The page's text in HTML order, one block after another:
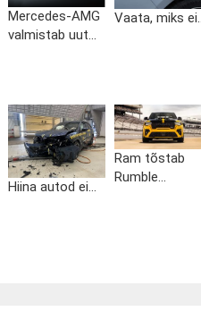
Mercedes-AMG
valmistab uut...
Vaata, miks
Hiina autod ei...
Ram tõstab
Rumble...